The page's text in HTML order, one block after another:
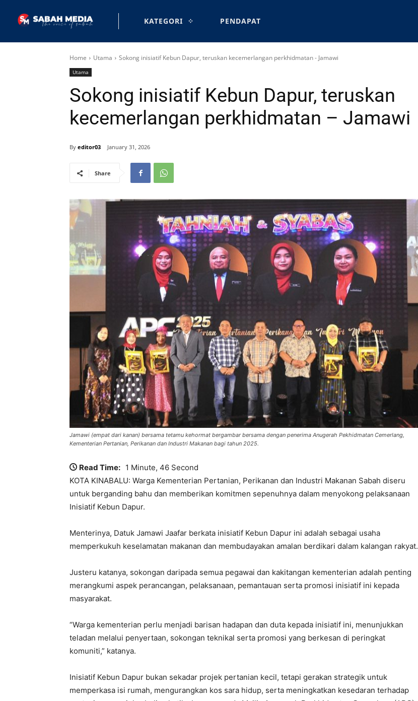
KATEGORI PENDAPAT
Home Utama Sokong inisiatif Kebun Dapur, teruskan kecemerlangan perkhidmatan - Jamawi
Utama
Sokong inisiatif Kebun Dapur, teruskan
kecemerlangan perkhidmatan – Jamawi
By editor03 January 31, 2026
Share
Jamawi (empat dari kanan) bersama tetamu kehormat bergambar bersama dengan penerima Anugerah Pekhidmatan Cemerlang,
Kementerian Pertanian, Perikanan dan Industri Makanan bagi tahun 2025.
Read Time: 1 Minute, 46 Second
KOTA KINABALU: Warga Kementerian Pertanian, Perikanan dan Industri Makanan Sabah diseru
untuk berganding bahu dan memberikan komitmen sepenuhnya dalam menyokong pelaksanaan
Inisiatif Kebun Dapur.
Menterinya, Datuk Jamawi Jaafar berkata inisiatif Kebun Dapur ini adalah sebagai usaha
memperkukuh keselamatan makanan dan membudayakan amalan berdikari dalam kalangan rakyat.
Justeru katanya, sokongan daripada semua pegawai dan kakitangan kementerian adalah penting
merangkumi aspek perancangan, pelaksanaan, pemantauan serta promosi inisiatif ini kepada
masyarakat.
“Warga kementerian perlu menjadi barisan hadapan dan duta kepada inisiatif ini, menunjukkan
teladan melalui penyertaan, sokongan teknikal serta promosi yang berkesan di peringkat
komuniti,” katanya.
Inisiatif Kebun Dapur bukan sekadar projek pertanian kecil, tetapi gerakan strategik untuk
memperkasa isi rumah, mengurangkan kos sara hidup, serta meningkatkan kesedaran terhadap